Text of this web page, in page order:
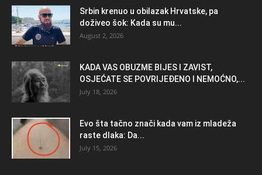
Srbin krenuo u obilazak Hrvatske, pa
doživeo šok: Kada su mu...
August 2, 2026
KADA VAS OBUZME BIJES I ZAVIST,
OSJEĆATE SE POVRIJEĐENO I NEMOĆNO,...
July 18, 2026
Evo šta tačno znači kada vam iz mladeža
raste dlaka: Da...
July 15, 2026